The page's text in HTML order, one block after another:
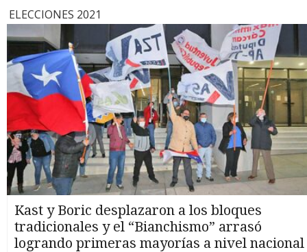
ELECCIONES 2021
Kast y Boric desplazaron a los bloques
tradicionales y el “Bianchismo” arrasó
logrando primeras mayorías a nivel nacional